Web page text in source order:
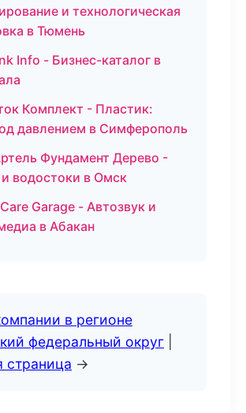
и технологическая
в Тюмень
Info - Бизнес-каталог в
Комплект - Пластик:
давлением в Симферополь
Фундамент Дерево -
водостоки в Омск
Garage - Автозвук и
в Абакан
в регионе
федеральный округ
страница →